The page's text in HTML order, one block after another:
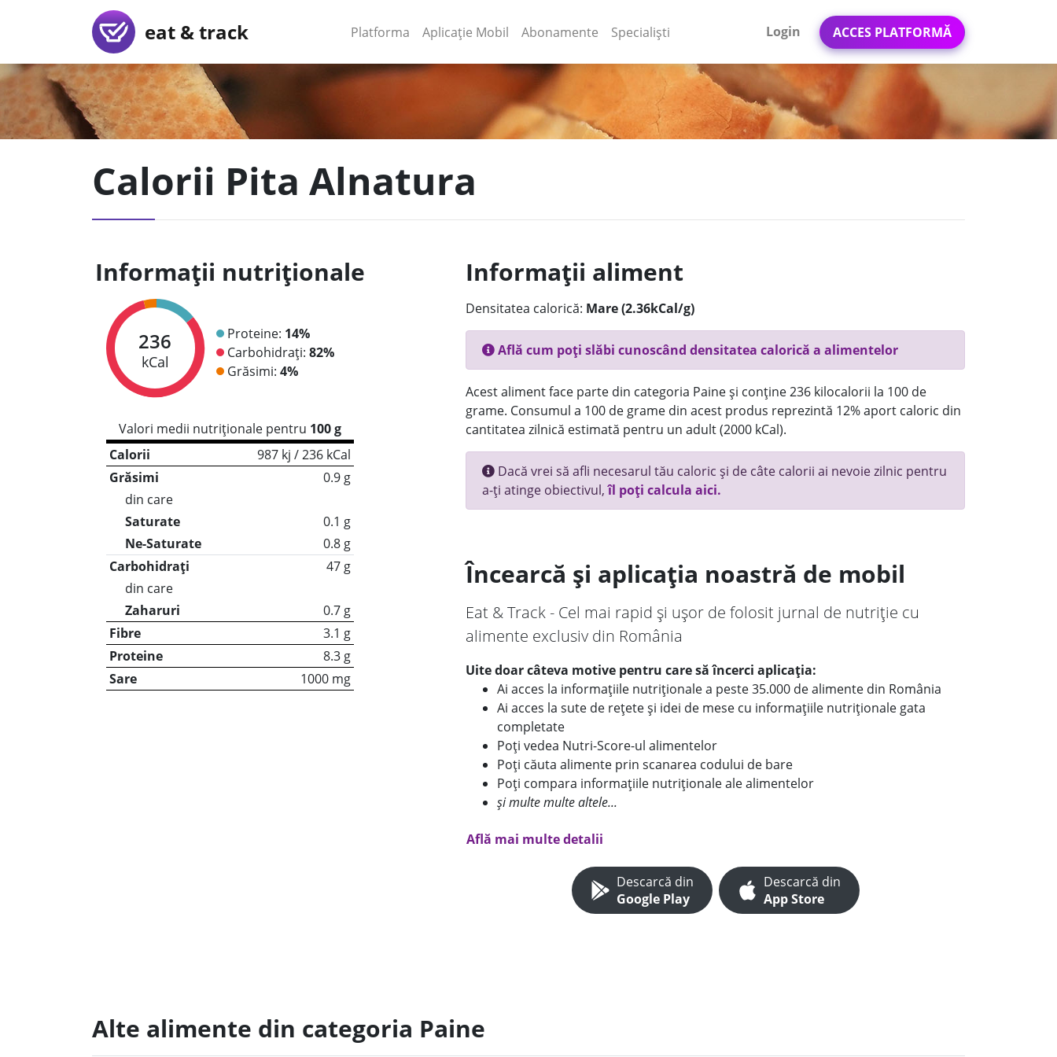
eat & track Platforma (current)
Aplicație Mobil (current)
Abonamente Specialiști Login ACCES PLATFORMĂ
Calorii Pita Alnatura
Informații nutriționale
236
kCal
Proteine: 14%
Carbohidrați: 82%
Grăsimi: 4%
Valori medii nutriționale pentru 100 g
Calorii
987 kj / 236 kCal
Grăsimi
0.9 g
din care
Saturate
0.1 g
Ne-Saturate
0.8 g
Carbohidrați
47 g
din care
Zaharuri
0.7 g
Fibre
3.1 g
Proteine
8.3 g
Sare
1000 mg
Informații aliment
Densitatea calorică: Mare (2.36kCal/g)
Află cum poți slăbi cunoscând densitatea calorică a alimentelor
Acest aliment face parte din categoria Paine și conține 236 kilocalorii la 100 de
grame. Consumul a 100 de grame din acest produs reprezintă 12% aport caloric din
cantitatea zilnică estimată pentru un adult (2000 kCal).
Dacă vrei să afli necesarul tău caloric și de câte calorii ai nevoie zilnic pentru
a-ți atinge obiectivul,îl poți calcula aici.
Încearcă și aplicația noastră de mobil
Eat & Track - Cel mai rapid și ușor de folosit jurnal de nutriție cu
alimente exclusiv din România
Uite doar câteva motive pentru care să încerci aplicația:
Ai acces la informațiile nutriționale a peste 35.000 de alimente din România
Ai acces la sute de rețete și idei de mese cu informațiile nutriționale gata
completate
Poți vedea Nutri-Score-ul alimentelor
Poți căuta alimente prin scanarea codului de bare
Poți compara informațiile nutriționale ale alimentelor
și multe multe altele...
Află mai multe detalii
Descarcă din
Google Play
Descarcă din
App Store
Alte alimente din categoria Paine